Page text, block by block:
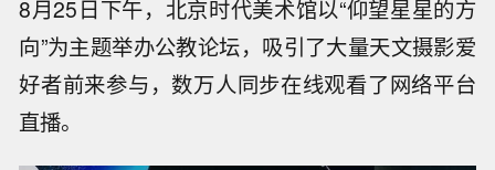
8月25日下午，北京时代美术馆以“仰望星星的方
向”为主题举办公教论坛，吸引了大量天文摄影爱
好者前来参与，数万人同步在线观看了网络平台
直播。